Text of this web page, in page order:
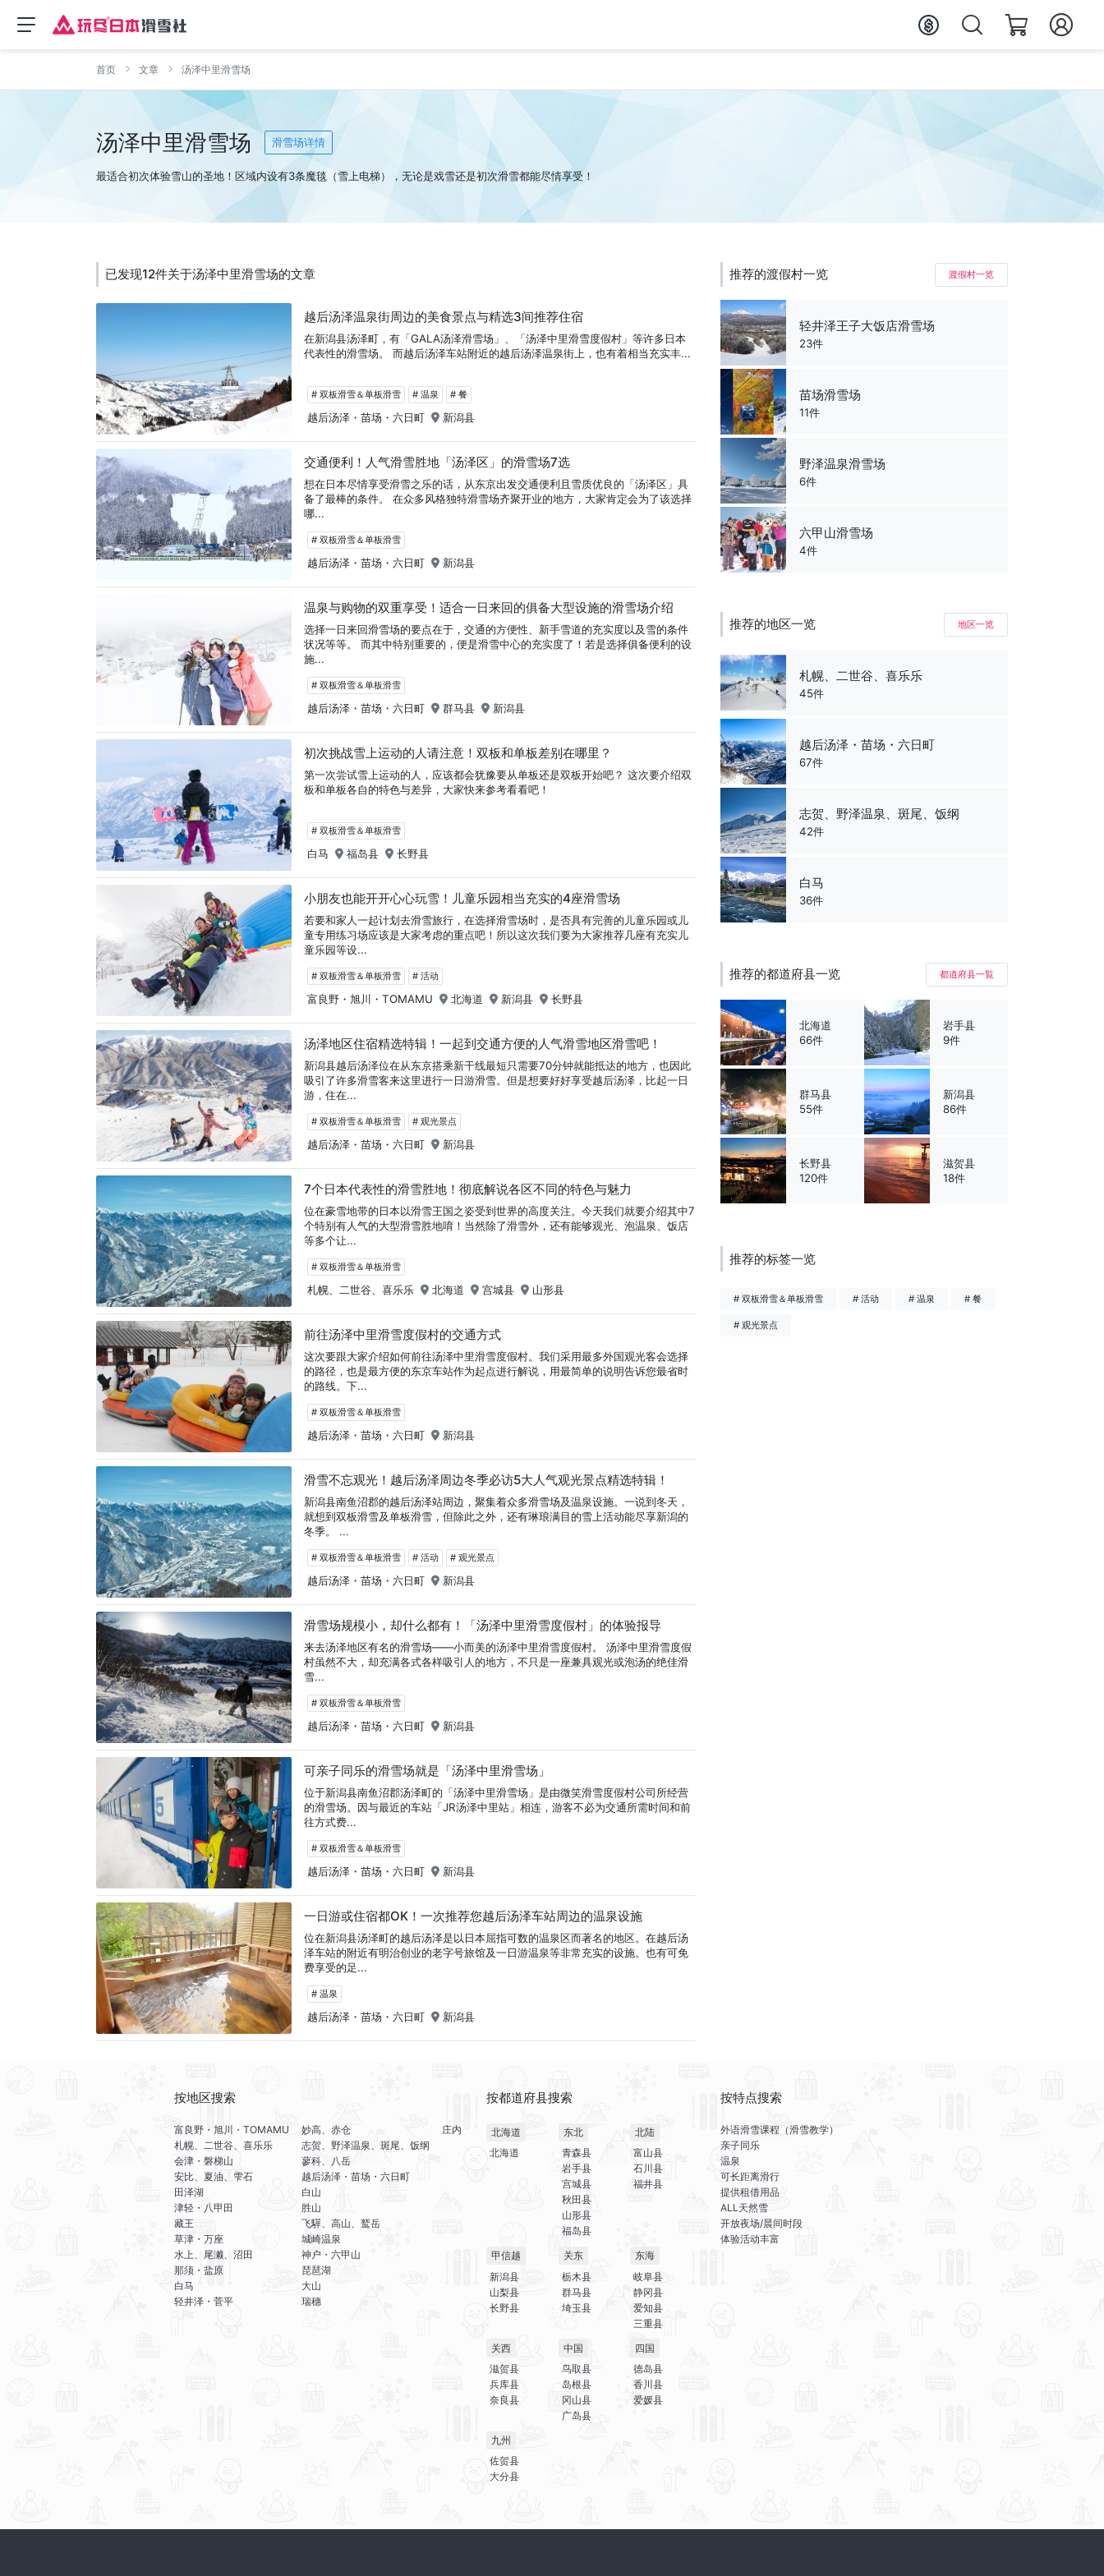
首页 文章 汤泽中里滑雪场
汤泽中里滑雪场 滑雪场详情
最适合初次体验雪山的圣地！区域内设有3条魔毯（雪上电梯），无论是戏雪还是初次滑雪都能尽情享受！
已发现12件关于汤泽中里滑雪场的文章
越后汤泽温泉街周边的美食景点与精选3间推荐住宿
在新潟县汤泽町，有「GALA汤泽滑雪场」、「汤泽中里滑雪度假村」等许多日本
代表性的滑雪场。 而越后汤泽车站附近的越后汤泽温泉街上，也有着相当充实丰...
# 双板滑雪＆单板滑雪 # 温泉 # 餐
越后汤泽・苗场・六日町 新潟县
交通便利！人气滑雪胜地「汤泽区」的滑雪场7选
想在日本尽情享受滑雪之乐的话，从东京出发交通便利且雪质优良的「汤泽区」具
备了最棒的条件。 在众多风格独特滑雪场齐聚开业的地方，大家肯定会为了该选择
哪...
# 双板滑雪＆单板滑雪
越后汤泽・苗场・六日町 新潟县
温泉与购物的双重享受！适合一日来回的俱备大型设施的滑雪场介绍
选择一日来回滑雪场的要点在于，交通的方便性、新手雪道的充实度以及雪的条件
状况等等。 而其中特别重要的，便是滑雪中心的充实度了！若是选择俱备便利的设
施...
# 双板滑雪＆单板滑雪
越后汤泽・苗场・六日町 群马县 新潟县
初次挑战雪上运动的人请注意！双板和单板差别在哪里？
第一次尝试雪上运动的人，应该都会犹豫要从单板还是双板开始吧？ 这次要介绍双
板和单板各自的特色与差异，大家快来参考看看吧！
# 双板滑雪＆单板滑雪
白马 福岛县 长野县
小朋友也能开开心心玩雪！儿童乐园相当充实的4座滑雪场
若要和家人一起计划去滑雪旅行，在选择滑雪场时，是否具有完善的儿童乐园或儿
童专用练习场应该是大家考虑的重点吧！所以这次我们要为大家推荐几座有充实儿
童乐园等设...
# 双板滑雪＆单板滑雪 # 活动
富良野・旭川・TOMAMU 北海道 新潟县 长野县
汤泽地区住宿精选特辑！一起到交通方便的人气滑雪地区滑雪吧！
新潟县越后汤泽位在从东京搭乘新干线最短只需要70分钟就能抵达的地方，也因此
吸引了许多滑雪客来这里进行一日游滑雪。但是想要好好享受越后汤泽，比起一日
游，住在...
# 双板滑雪＆单板滑雪 # 观光景点
越后汤泽・苗场・六日町 新潟县
7个日本代表性的滑雪胜地！彻底解说各区不同的特色与魅力
位在豪雪地带的日本以滑雪王国之姿受到世界的高度关注。今天我们就要介绍其中7
个特别有人气的大型滑雪胜地唷！当然除了滑雪外，还有能够观光、泡温泉、饭店
等多个让...
# 双板滑雪＆单板滑雪
札幌、二世谷、喜乐乐 北海道 宫城县 山形县
前往汤泽中里滑雪度假村的交通方式
这次要跟大家介绍如何前往汤泽中里滑雪度假村。我们采用最多外国观光客会选择
的路径，也是最方便的东京车站作为起点进行解说，用最简单的说明告诉您最省时
的路线。下...
# 双板滑雪＆单板滑雪
越后汤泽・苗场・六日町 新潟县
滑雪不忘观光！越后汤泽周边冬季必访5大人气观光景点精选特辑！
新潟县南鱼沼郡的越后汤泽站周边，聚集着众多滑雪场及温泉设施。一说到冬天，
就想到双板滑雪及单板滑雪，但除此之外，还有琳琅满目的雪上活动能尽享新潟的
冬季。 ...
# 双板滑雪＆单板滑雪 # 活动 # 观光景点
越后汤泽・苗场・六日町 新潟县
滑雪场规模小，却什么都有！「汤泽中里滑雪度假村」的体验报导
来去汤泽地区有名的滑雪场——小而美的汤泽中里滑雪度假村。 汤泽中里滑雪度假
村虽然不大，却充满各式各样吸引人的地方，不只是一座兼具观光或泡汤的绝佳滑
雪...
# 双板滑雪＆单板滑雪
越后汤泽・苗场・六日町 新潟县
可亲子同乐的滑雪场就是「汤泽中里滑雪场」
位于新潟县南鱼沼郡汤泽町的「汤泽中里滑雪场」是由微笑滑雪度假村公司所经营
的滑雪场。因与最近的车站「JR汤泽中里站」相连，游客不必为交通所需时间和前
往方式费...
# 双板滑雪＆单板滑雪
越后汤泽・苗场・六日町 新潟县
一日游或住宿都OK！一次推荐您越后汤泽车站周边的温泉设施
位在新潟县汤泽町的越后汤泽是以日本屈指可数的温泉区而著名的地区。在越后汤
泽车站的附近有明治创业的老字号旅馆及一日游温泉等非常充实的设施。也有可免
费享受的足...
# 温泉
越后汤泽・苗场・六日町 新潟县
推荐的渡假村一览 渡假村一览
轻井泽王子大饭店滑雪场
23件
苗场滑雪场
11件
野泽温泉滑雪场
6件
六甲山滑雪场
4件
推荐的地区一览 地区一览
札幌、二世谷、喜乐乐
45件
越后汤泽・苗场・六日町
67件
志贺、野泽温泉、斑尾、饭纲
42件
白马
36件
推荐的都道府县一览 都道府县一覧
北海道
66件
岩手县
9件
群马县
55件
新潟县
86件
长野县
120件
滋贺县
18件
推荐的标签一览
# 双板滑雪＆单板滑雪 # 活动 # 温泉 # 餐
# 观光景点
按地区搜索
富良野・旭川・TOMAMU
札幌、二世谷、喜乐乐
会津・磐梯山
安比、夏油、雫石
田泽湖
津轻・八甲田
藏王
草津・万座
水上、尾濑、沼田
那须・盐原
白马
轻井泽・菅平
妙高、赤仓
志贺、野泽温泉、斑尾、饭纲
蓼科、八岳
越后汤泽・苗场・六日町
白山
胜山
飞驒、高山、鹫岳
城崎温泉
神户・六甲山
琵琶湖
大山
瑞穗
庄内
按都道府县搜索
北海道
北海道
东北
青森县
岩手县
宫城县
秋田县
山形县
福岛县
北陆
富山县
石川县
福井县
甲信越
新潟县
山梨县
长野县
关东
栃木县
群马县
埼玉县
东海
岐阜县
静冈县
爱知县
三重县
关西
滋贺县
兵库县
奈良县
中国
鸟取县
岛根县
冈山县
广岛县
四国
德岛县
香川县
爱媛县
九州
佐贺县
大分县
按特点搜索
外语滑雪课程（滑雪教学）
亲子同乐
温泉
可长距离滑行
提供租借用品
ALL天然雪
开放夜场/晨间时段
体验活动丰富